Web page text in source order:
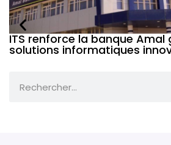
ITS renforce la banque Amal
solutions informatiques